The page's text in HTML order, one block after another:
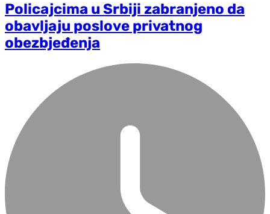
Policajcima u Srbiji zabranjeno da
obavljaju poslove privatnog
obezbjeđenja